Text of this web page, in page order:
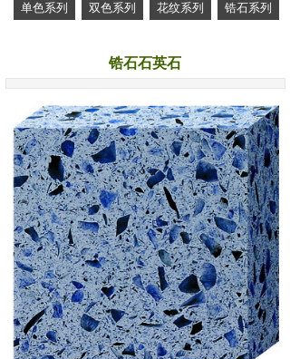
单色系列 双色系列 花纹系列 锆石系列
锆石石英石